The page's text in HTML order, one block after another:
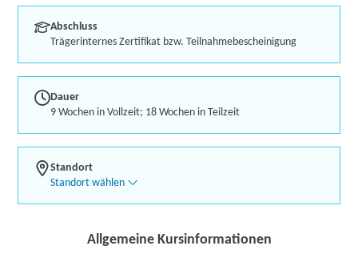
Abschluss
Trägerinternes Zertifikat bzw. Teilnahmebescheinigung
Dauer
9 Wochen in Vollzeit; 18 Wochen in Teilzeit
Standort
Standort wählen
Allgemeine Kursinformationen